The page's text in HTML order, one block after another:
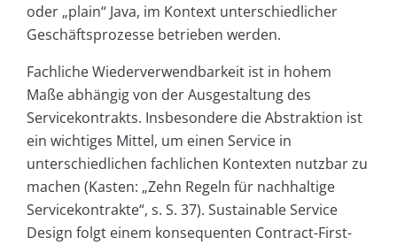
oder „plain“ Java, im Kontext unterschiedlicher
Geschäftsprozesse betrieben werden.
Fachliche Wiederverwendbarkeit ist in hohem
Maße abhängig von der Ausgestaltung des
Servicekontrakts. Insbesondere die Abstraktion ist
ein wichtiges Mittel, um einen Service in
unterschiedlichen fachlichen Kontexten nutzbar zu
machen (Kasten: „Zehn Regeln für nachhaltige
Servicekontrakte“, s. S. 37). Sustainable Service
Design folgt einem konsequenten Contract-First-